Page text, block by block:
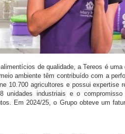
de qualidade, a Tereos é uma
ambiente têm contribuído com a
10.700 agricultores e possui expertise
unidades industriais e o compromisso
Em 2024/25, o Grupo obteve um